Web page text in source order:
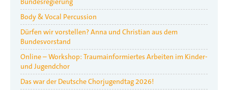
Body & Vocal Percussion
Dürfen wir vorstellen? Anna und Christian aus dem
Bundesvorstand
Online – Workshop: Traumainformiertes Arbeiten im Kinder-
und Jugendchor
Das war der Deutsche Chorjugendtag 2026!